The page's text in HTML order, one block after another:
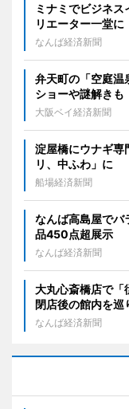
ミナミでビジネ
リエーター一堂に
なんば経済新聞
弁天町の「空庭
ショーや謎解きも
大阪ベイ経済新聞
淀屋橋にウナギ
リ、中ふわ」に
船場経済新聞
なんば高島屋で
品450点超展示
なんば経済新聞
大丸心斎橋店で
閉店後の館内を巡
なんば経済新聞